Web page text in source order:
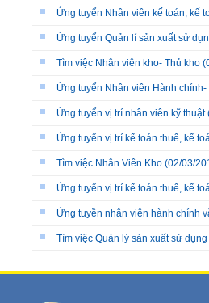
Ứng tuyển Nhân viên kế toán, kế
Ứng tuyển Quản lí sản xuất sử
Tìm việc Nhân viên kho- Thủ kho
Ứng tuyển Nhân viên Hành
Ứng tuyển vị trí nhân viên kỹ
Ứng tuyển vị trí kế toán thuế, kế
Tìm việc Nhân Viên Kho (02/03/
Ứng tuyển vị trí kế toán thuế, kế
Ứng tuyền nhân viên hành chính
Tìm việc Quản lý sản xuất sử dụng